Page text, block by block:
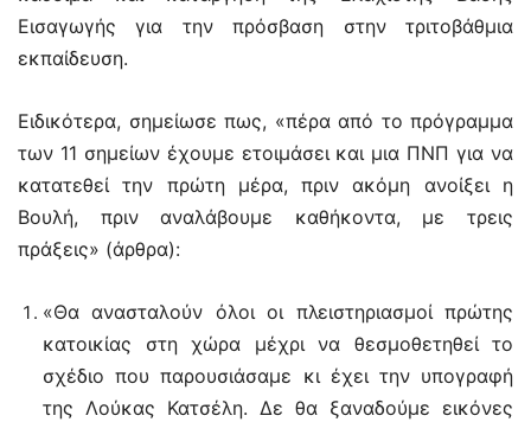
Εισαγωγής για την πρόσβαση στην τριτοβάθμια
εκπαίδευση.
Ειδικότερα, σημείωσε πως, «πέρα από το πρόγραμμα
των 11 σημείων έχουμε ετοιμάσει και μια ΠΝΠ για να
κατατεθεί την πρώτη μέρα, πριν ακόμη ανοίξει η
Βουλή, πριν αναλάβουμε καθήκοντα, με τρεις
πράξεις» (άρθρα):
«Θα ανασταλούν όλοι οι πλειστηριασμοί πρώτης
κατοικίας στη χώρα μέχρι να θεσμοθετηθεί το
σχέδιο που παρουσιάσαμε κι έχει την υπογραφή
της Λούκας Κατσέλη. Δε θα ξαναδούμε εικόνες